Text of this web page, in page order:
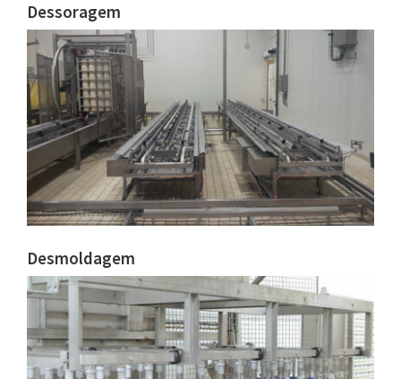
Dessoragem
Desmoldagem